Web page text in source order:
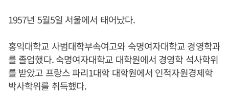
1957년 5월5일 서울에서 태어났다.
홍익대학교 사범대학부속여고와 숙명여자대학교 경영학과
를 졸업했다. 숙명여자대학교 대학원에서 경영학 석사학위
를 받았고 프랑스 파리1대학 대학원에서 인적자원경제학
박사학위를 취득했다.